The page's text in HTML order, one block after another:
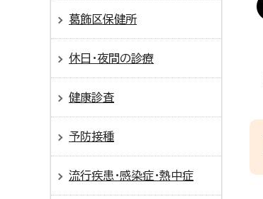
葛飾区保健所
休日・夜間の診療
健康診査
予防接種
流行疾患・感染症・熱中症